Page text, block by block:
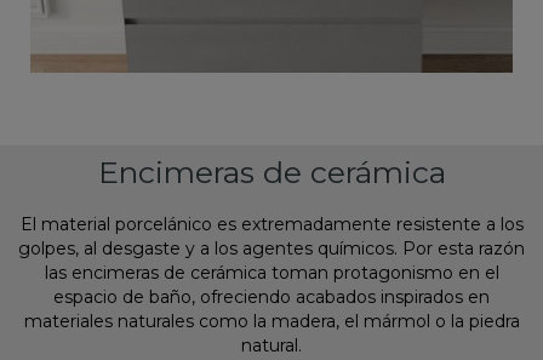
Encimeras de cerámica
El material porcelánico es extremadamente resistente a los
golpes, al desgaste y a los agentes químicos. Por esta razón
las encimeras de cerámica toman protagonismo en el
espacio de baño, ofreciendo acabados inspirados en
materiales naturales como la madera, el mármol o la piedra
natural.